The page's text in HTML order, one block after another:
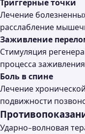
Триггерные точки
Лечение
расслабление
Заживление
Стимуляция
процесса
Боль в спине
Лечение
подвижности
Ударно-волновая